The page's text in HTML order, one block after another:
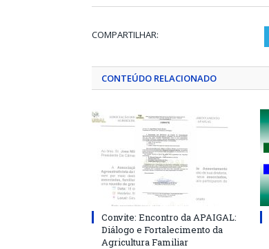
COMPARTILHAR:
CONTEÚDO RELACIONADO
Convite: Encontro da APAIGAL:
Diálogo e Fortalecimento da
Agricultura Familiar